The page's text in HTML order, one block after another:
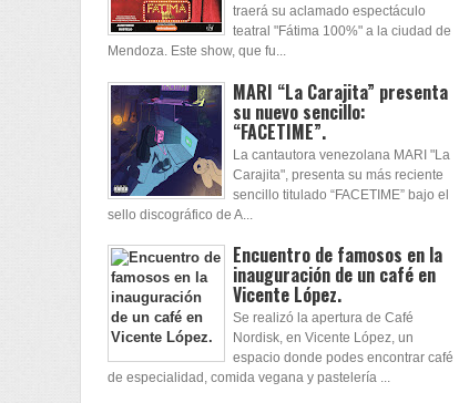
traerá su aclamado espectáculo
teatral "Fátima 100%" a la ciudad de
Mendoza. Este show, que fu...
MARI “La Carajita” presenta
su nuevo sencillo:
“FACETIME”.
La cantautora venezolana MARI "La
Carajita", presenta su más reciente
sencillo titulado “FACETIME” bajo el
sello discográfico de A...
Encuentro de famosos en la
inauguración de un café en
Vicente López.
Se realizó la apertura de Café
Nordisk, en Vicente López, un
espacio donde podes encontrar café
de especialidad, comida vegana y pastelería ...